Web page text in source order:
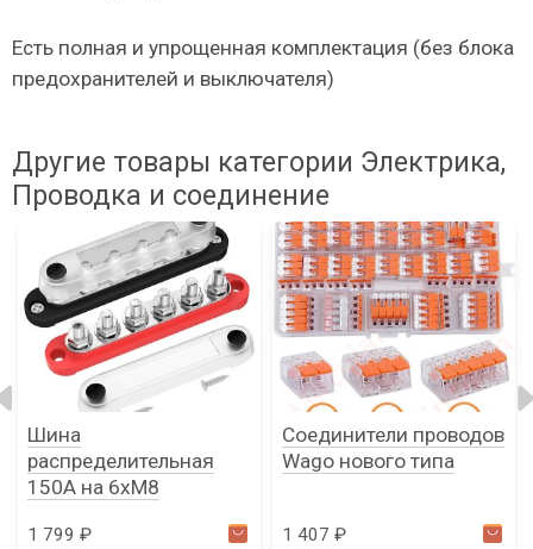
Есть полная и упрощенная комплектация (без блока
предохранителей и выключателя)
Другие товары категории Электрика,
Проводка и соединение
Шина
распределительная
150А на 6хМ8
1 799 ₽
Соединители проводов
Wago нового типа
1 407 ₽